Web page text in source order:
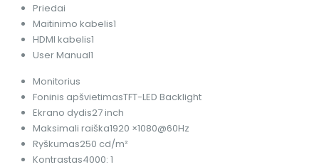
Priedai
Maitinimo kabelis1
HDMI kabelis1
User Manual1
Monitorius
Foninis apšvietimasTFT-LED Backlight
Ekrano dydis27 inch
Maksimali raiška1920 ×1080@60Hz
Ryškumas250 cd/m²
Kontrastas4000: 1